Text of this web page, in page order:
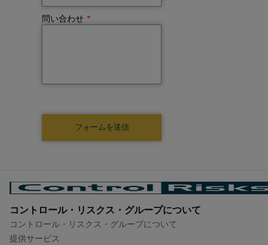
問い合わせ *
コントロール・リスクス・グループについて​
コントロール・リスクス・グループについて​
提供サービス